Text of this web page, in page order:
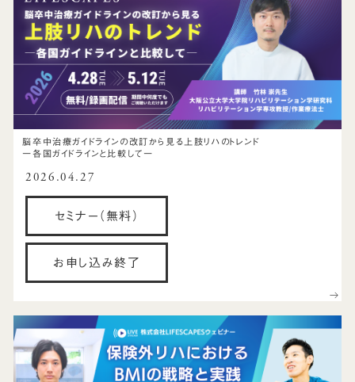
脳卒中治療ガイドラインの改訂から見る上肢リハのトレンド
一各国ガイドラインと比較して一
2026.04.27
セミナー（無料）
お申し込み終了